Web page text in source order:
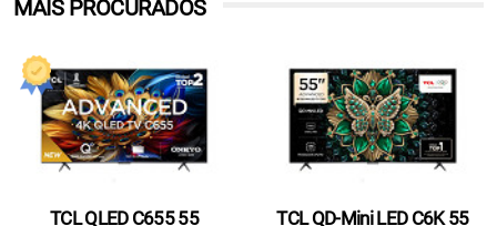
MAIS PROCURADOS
TCL QLED C655 55 TCL QD-Mini LED C6K 55